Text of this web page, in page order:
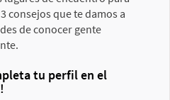
consejos que te damos a
de conocer gente
tu perfil en el